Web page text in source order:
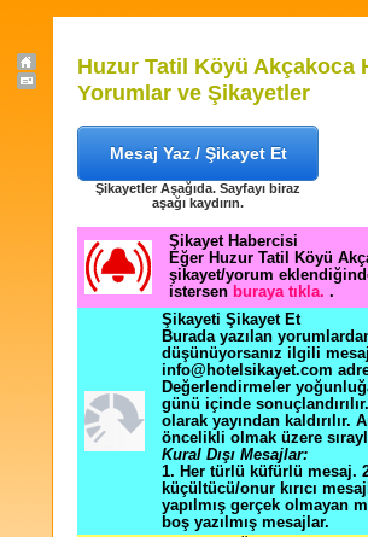
Huzur Tatil Köyü Akçakoca
Yorumlar ve Şikayetler
Mesaj Yaz / Şikayet Et
Şikayetler Aşağıda. Sayfayı biraz
aşağı kaydırın.
Şikayet Habercisi
Eğer Huzur Tatil Köyü
şikayet/yorum
istersen buraya tıkla. .
Şikayeti Şikayet Et
Burada yazılan
düşünüyorsanız ilgili
info@hotelsikayet.com
Değerlendirmeler
günü içinde
olarak yayından
öncelikli olmak üzere
Kural Dışı Mesajlar:
1. Her türlü küfürlü mesaj.
küçültücü/onur kırıcı
yapılmış gerçek olmayan
boş yazılmış mesajlar.